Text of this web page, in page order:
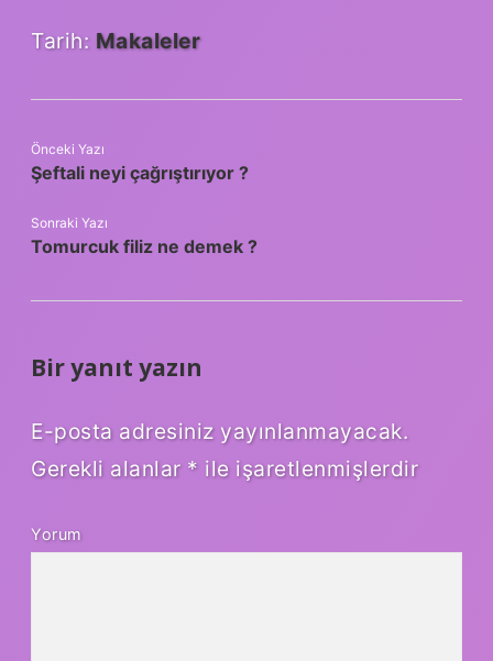
Tarih: Makaleler
Önceki Yazı
Şeftali neyi çağrıştırıyor ?
Sonraki Yazı
Tomurcuk filiz ne demek ?
Bir yanıt yazın
E-posta adresiniz yayınlanmayacak.
Gerekli alanlar * ile işaretlenmişlerdir
Yorum